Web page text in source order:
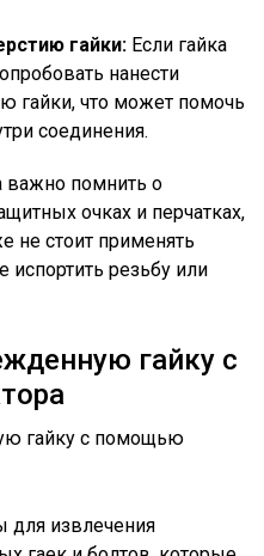
гайки: Если гайка
нанести
гайки, что может помочь
соединения.
важно помнить о
очках и перчатках,
не стоит применять
испортить резьбу или
гайку с
для извлечения